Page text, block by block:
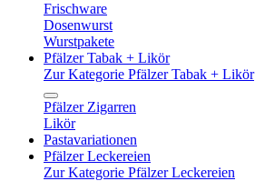
Frischware
Dosenwurst
Wurstpakete
Pfälzer Tabak + Likör
Zur Kategorie Pfälzer Tabak + Likör
Pfälzer Zigarren
Likör
Pastavariationen
Pfälzer Leckereien
Zur Kategorie Pfälzer Leckereien